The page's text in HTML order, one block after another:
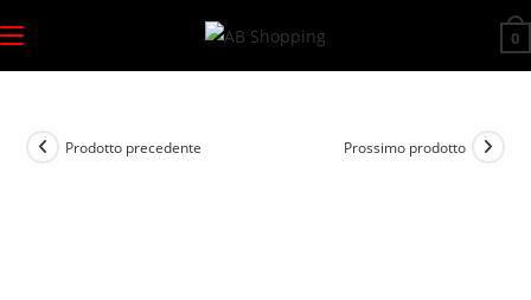
al
contenuto
0
Prodotto precedente Prossimo prodotto